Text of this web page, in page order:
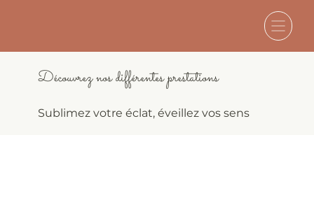
Découvrez nos différentes prestations
Sublimez votre éclat, éveillez vos sens